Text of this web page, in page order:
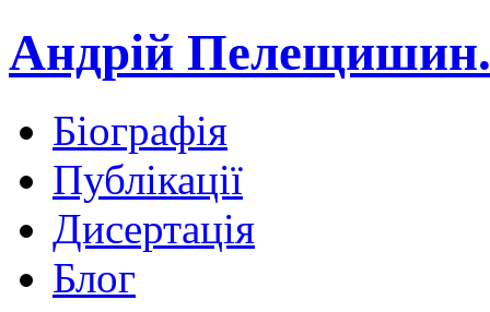
Андрій
Біографія
Публікації
Дисертація
Блог